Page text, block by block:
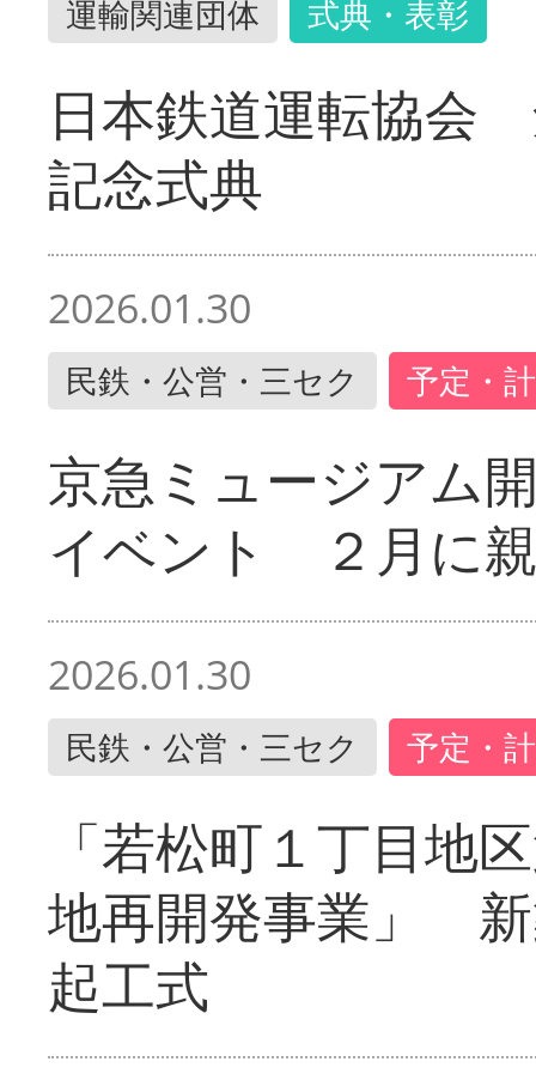
運輸関連団体 式典・表彰
日本鉄道運転協会
記念式典
2026.01.30
民鉄・公営・三セク 予定・
京急ミュージアム
イベント ２月に
2026.01.30
民鉄・公営・三セク 予定・
「若松町１丁目地
地再開発事業」
起工式